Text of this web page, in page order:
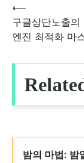
글
색
⟵
구글상단노출의
엔진 최적화 마
밤의 마법: 밤